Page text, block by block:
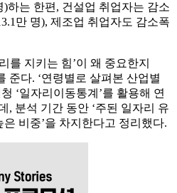
하는 한편, 건설업 취업자는 감소
만 명), 제조업 취업자도 감소폭
를 지키는 힘’이 왜 중요한지
준다. ‘연령별로 살펴본 산업별
‘일자리이동통계’를 활용해 연
, 분석 기간 동안 ‘주된 일자리 유
비중’을 차지한다고 정리했다.